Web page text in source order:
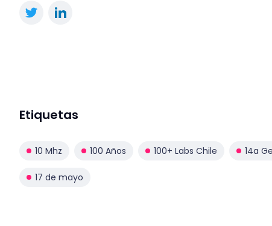
Etiquetas
10 Mhz 100 Años 100+ Labs Chile 14a
17 de mayo